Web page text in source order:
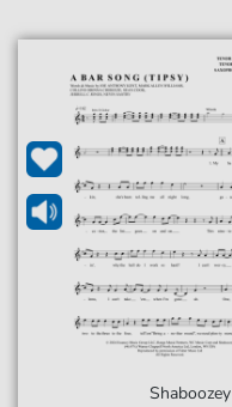
Shaboozey